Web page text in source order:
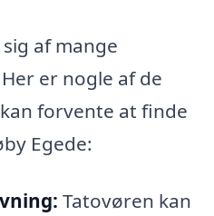
af mange
er nogle af de
forvente at finde
Egede:
Tatovøren kan